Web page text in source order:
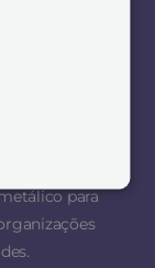
S.L.U.
no
e
para